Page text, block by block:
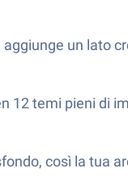
un lato
12 temi pieni di
così la tua